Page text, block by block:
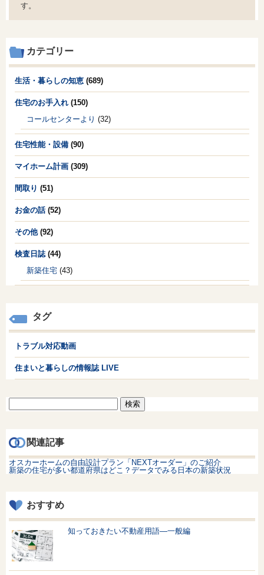
す。
カテゴリー
生活・暮らしの知恵 (689)
住宅のお手入れ (150)
コールセンターより (32)
住宅性能・設備 (90)
マイホーム計画 (309)
間取り (51)
お金の話(52)
その他(92)
検査日誌(44)
新築住宅 (43)
タグ
トラブル対応動画
住まいと暮らしの情報誌 LIVE
関連記事
オスカーホームの自由設計プラン「NEXTオーダー」のご紹介
新築の住宅が多い都道府県はどこ？データでみる日本の新築状況
おすすめ
知っておきたい不動産用語—一般編